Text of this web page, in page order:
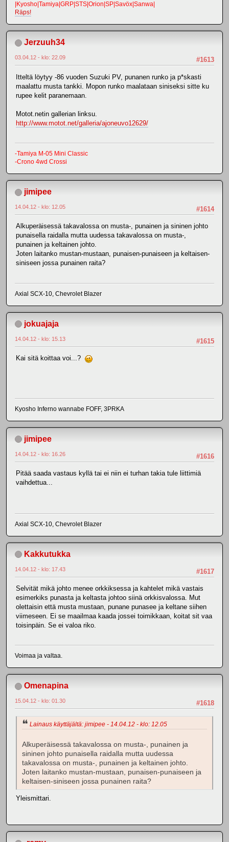
|Kyosho|Tamiya|GRP|STS|Orion|SP|Savöx|Sanwa|
Räps!
Jerzuuh34
#1613
03.04.12 - klo: 22.09
Itteltä löytyy -86 vuoden Suzuki PV, punanen runko ja p*skasti
maalattu musta tankki. Mopon runko maalataan siniseksi sitte ku
rupee kelit paranemaan.
Motot.netin gallerian linksu.
http://www.motot.net/galleria/ajoneuvo12629/
-Tamiya M-05 Mini Classic
-Crono 4wd Crossi
jimipee
#1614
14.04.12 - klo: 12.05
Alkuperäisessä takavalossa on musta-, punainen ja sininen johto
punaisella raidalla mutta uudessa takavalossa on musta-,
punainen ja keltainen johto.
Joten laitanko mustan-mustaan, punaisen-punaiseen ja keltaisen-
siniseen jossa punainen raita?
Axial SCX-10, Chevrolet Blazer
jokuajaja
#1615
14.04.12 - klo: 15.13
Kai sitä koittaa voi...?
Kyosho Inferno wannabe FOFF, 3PRKA
jimipee
#1616
14.04.12 - klo: 16.26
Pitää saada vastaus kyllä tai ei niin ei turhan takia tule liittimiä
vaihdettua...
Axial SCX-10, Chevrolet Blazer
Kakkutukka
#1617
14.04.12 - klo: 17.43
Selvität mikä johto menee orkkiksessa ja kahtelet mikä vastais
esimerkiks punasta ja keltasta johtoo siinä orkkisvalossa. Mut
olettaisin että musta mustaan, punane punasee ja keltane siihen
viimeseen. Ei se maailmaa kaada jossei toimikkaan, koitat sit vaa
toisinpäin. Se ei valoa riko.
Voimaa ja valtaa.
Omenapina
#1618
15.04.12 - klo: 01.30
Lainaus käyttäjältä: jimipee - 14.04.12 - klo: 12.05
Alkuperäisessä takavalossa on musta-, punainen ja
sininen johto punaisella raidalla mutta uudessa
takavalossa on musta-, punainen ja keltainen johto.
Joten laitanko mustan-mustaan, punaisen-punaiseen ja
keltaisen-siniseen jossa punainen raita?
Yleismittari.